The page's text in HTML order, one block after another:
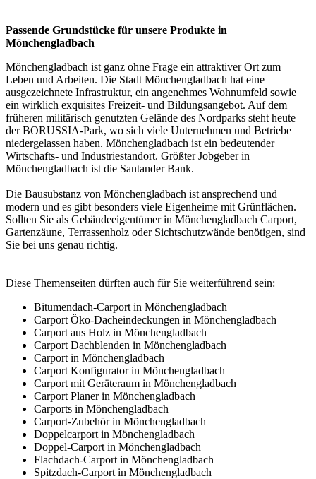
Passende Grundstücke für unsere Produkte in
Mönchengladbach
Mönchengladbach ist ganz ohne Frage ein attraktiver Ort zum
Leben und Arbeiten. Die Stadt Mönchengladbach hat eine
ausgezeichnete Infrastruktur, ein angenehmes Wohnumfeld sowie
ein wirklich exquisites Freizeit- und Bildungsangebot. Auf dem
früheren militärisch genutzten Gelände des Nordparks steht heute
der BORUSSIA-Park, wo sich viele Unternehmen und Betriebe
niedergelassen haben. Mönchengladbach ist ein bedeutender
Wirtschafts- und Industriestandort. Größter Jobgeber in
Mönchengladbach ist die Santander Bank.
Die Bausubstanz von Mönchengladbach ist ansprechend und
modern und es gibt besonders viele Eigenheime mit Grünflächen.
Sollten Sie als Gebäudeeigentümer in Mönchengladbach Carport,
Gartenzäune, Terrassenholz oder Sichtschutzwände benötigen, sind
Sie bei uns genau richtig.
Diese Themenseiten dürften auch für Sie weiterführend sein:
Bitumendach-Carport in Mönchengladbach
Carport Öko-Dacheindeckungen in Mönchengladbach
Carport aus Holz in Mönchengladbach
Carport Dachblenden in Mönchengladbach
Carport in Mönchengladbach
Carport Konfigurator in Mönchengladbach
Carport mit Geräteraum in Mönchengladbach
Carport Planer in Mönchengladbach
Carports in Mönchengladbach
Carport-Zubehör in Mönchengladbach
Doppelcarport in Mönchengladbach
Doppel-Carport in Mönchengladbach
Flachdach-Carport in Mönchengladbach
Spitzdach-Carport in Mönchengladbach